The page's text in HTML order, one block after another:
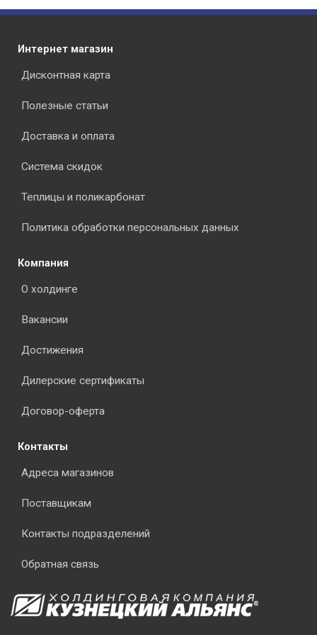
Интернет магазин
Дисконтная карта
Полезные статьи
Доставка и оплата
Система скидок
Теплицы и поликарбонат
Политика обработки персональных данных
Компания
О холдинге
Вакансии
Достижения
Дилерские сертификаты
Договор-оферта
Контакты
Адреса магазинов
Поставщикам
Контакты подразделений
Обратная связь